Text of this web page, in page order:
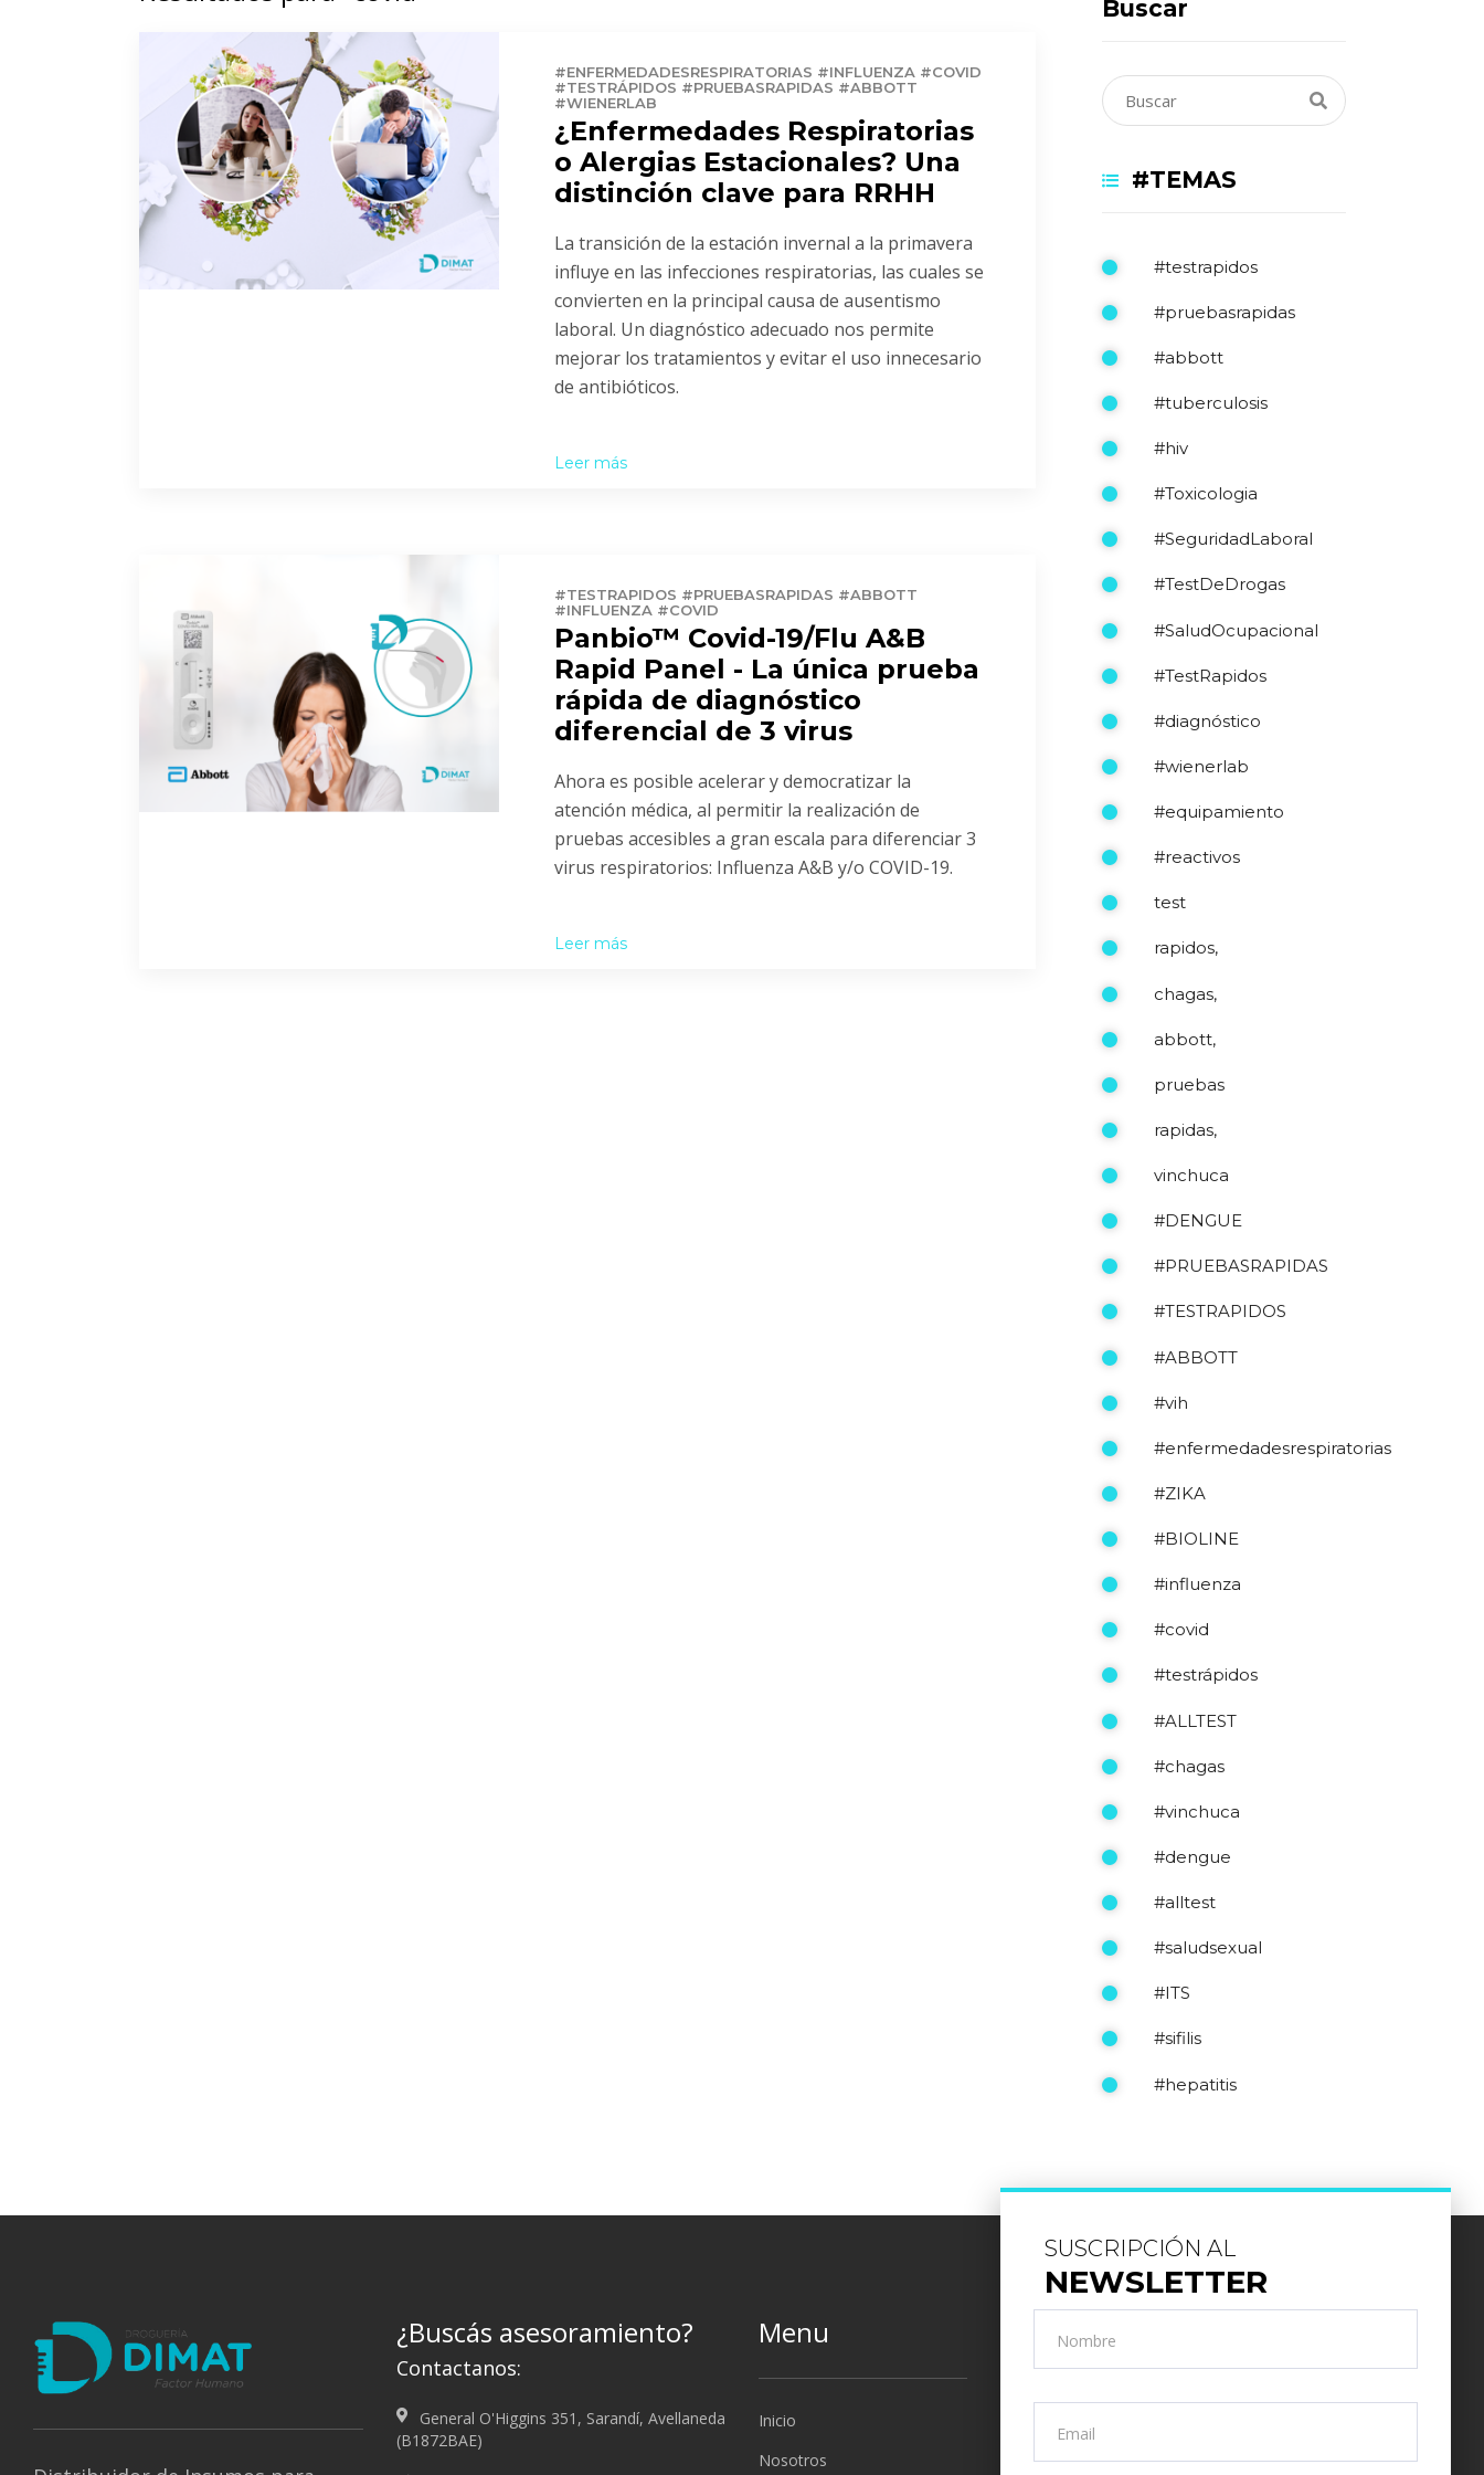
#ENFERMEDADESRESPIRATORIAS #INFLUENZA #COVID
#TESTRÁPIDOS #PRUEBASRAPIDAS #ABBOTT
#WIENERLAB
¿Enfermedades Respiratorias
o Alergias Estacionales? Una
distinción clave para RRHH
La transición de la estación invernal a la primavera
influye en las infecciones respiratorias, las cuales se
convierten en la principal causa de ausentismo
laboral. Un diagnóstico adecuado nos permite
mejorar los tratamientos y evitar el uso innecesario
de antibióticos.
Leer más
#TESTRAPIDOS #PRUEBASRAPIDAS #ABBOTT
#INFLUENZA #COVID
Panbio™ Covid-19/Flu A&B
Rapid Panel - La única prueba
rápida de diagnóstico
diferencial de 3 virus
Ahora es posible acelerar y democratizar la
atención médica, al permitir la realización de
pruebas accesibles a gran escala para diferenciar 3
virus respiratorios: Influenza A&B y/o COVID-19.
Leer más
Buscar
#TEMAS
#testrapidos
#pruebasrapidas
#abbott
#tuberculosis
#hiv
#Toxicologia
#SeguridadLaboral
#TestDeDrogas
#SaludOcupacional
#TestRapidos
#diagnóstico
#wienerlab
#equipamiento
#reactivos
test
rapidos,
chagas,
abbott,
pruebas
rapidas,
vinchuca
#DENGUE
#PRUEBASRAPIDAS
#TESTRAPIDOS
#ABBOTT
#vih
#enfermedadesrespiratorias
#ZIKA
#BIOLINE
#influenza
#covid
#testrápidos
#ALLTEST
#chagas
#vinchuca
#dengue
#alltest
#saludsexual
#ITS
#sifilis
#hepatitis
¿Buscás asesoramiento?
Contactanos:
General O'Higgins 351, Sarandí, Avellaneda
(B1872BAE)
Menu
Inicio
Nosotros
SUSCRIPCIÓN AL
NEWSLETTER
Nombre
Email